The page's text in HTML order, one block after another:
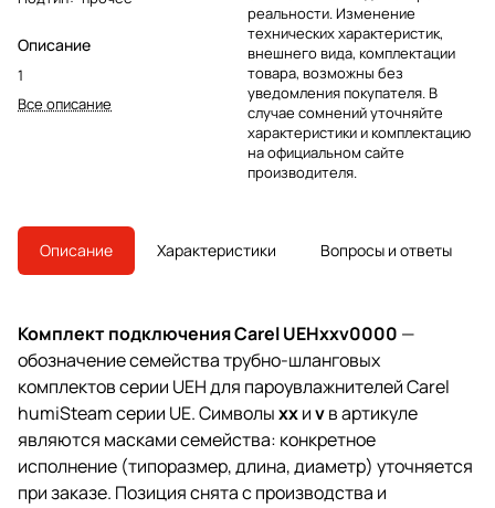
Описание
1
Все описание
реальности. Изменение
технических характеристик,
внешнего вида, комплектации
товара, возможны без
уведомления покупателя. В
случае сомнений уточняйте
характеристики и комплектацию
на официальном сайте
производителя.
Описание Характеристики Вопросы и ответы
Комплект подключения Carel UEHxxv0000 —
обозначение семейства трубно-шланговых
комплектов серии UEH для пароувлажнителей Carel
humiSteam серии UE. Символыxxиvв артикуле
являются масками семейства: конкретное
исполнение (типоразмер, длина, диаметр) уточняется
при заказе. Позиция снята с производства и